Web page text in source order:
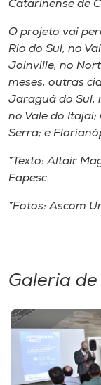
Catarinense de
O projeto vai
Rio do Sul, no
Joinville, no
meses, outras
Jaraguá do Sul,
no Vale do Itajaí;
Serra; e
*Texto: Altair
Fapesc.
*Fotos: Ascom
Galeria